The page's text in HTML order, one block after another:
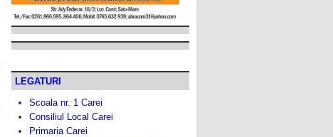
LEGATURI
Scoala nr. 1 Carei
Consiliul Local Carei
Primaria Carei